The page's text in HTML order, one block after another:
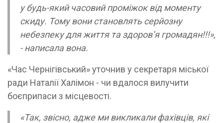
у будь-який часовий проміжок від моменту
скиду. Тому вони становлять серйозну
небезпеку для життя та здоров’я громадян!!!»,
- написала вона.
«Час Чернігівський» уточнив у секретаря міської
ради Наталії Халімон - чи вдалося вилучити
боєприпаси з місцевості.
«Так, звісно, адже ми викликали фахівців, які